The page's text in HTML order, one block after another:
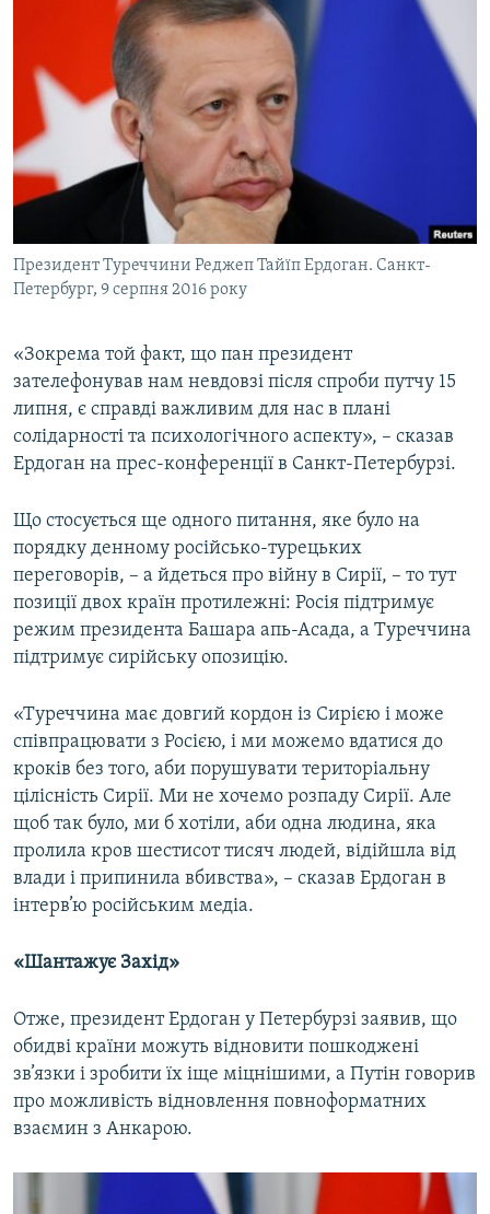
Президент Туреччини Реджеп Тайїп Ердоган. Санкт-
Петербург, 9 серпня 2016 року
«Зокрема той факт, що пан президент
зателефонував нам невдовзі після спроби путчу 15
липня, є справді важливим для нас в плані
солідарності та психологічного аспекту», – сказав
Ердоган на прес-конференції в Санкт-Петербурзі.
Що стосується ще одного питання, яке було на
порядку денному російсько-турецьких
переговорів, – а йдеться про війну в Сирії, – то тут
позиції двох країн протилежні: Росія підтримує
режим президента Башара апь-Асада, а Туреччина
підтримує сирійську опозицію.
«Туреччина має довгий кордон із Сирією і може
співпрацювати з Росією, і ми можемо вдатися до
кроків без того, аби порушувати територіальну
цілісність Сирії. Ми не хочемо розпаду Сирії. Але
щоб так було, ми б хотіли, аби одна людина, яка
пролила кров шестисот тисяч людей, відійшла від
влади і припинила вбивства», – сказав Ердоган в
інтерв’ю російським медіа.
«Шантажує Захід»
Отже, президент Ердоган у Петербурзі заявив, що
обидві країни можуть відновити пошкоджені
зв’язки і зробити їх іще міцнішими, а Путін говорив
про можливість відновлення повноформатних
взаємин з Анкарою.